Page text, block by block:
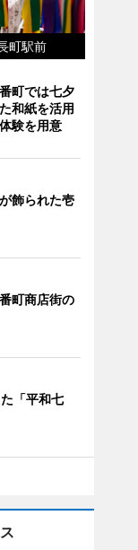
町駅前
町では七夕
和紙を活用
験を用意
飾られた壱
町商店街の
「平和七